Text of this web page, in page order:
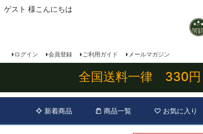
ゲスト 様こんにちは
ログイン 会員登録 ご利用ガイド メールマガジン
全国送料一律 330円
新着商品 商品一覧 お気に入り